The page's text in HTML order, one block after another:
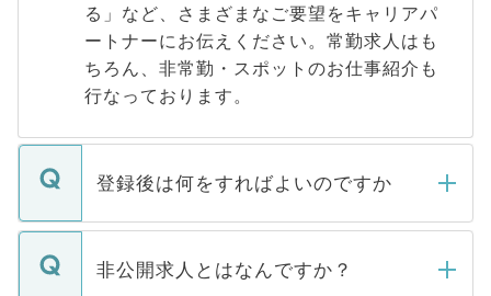
る」など、さまざまなご要望をキャリアパ
ートナーにお伝えください。常勤求人はも
ちろん、非常勤・スポットのお仕事紹介も
行なっております。
登録後は何をすればよいのですか
ご登録いただきましたら、弊社担当者がご
登録内容を確認し、その後メールもしくは
非公開求人とはなんですか？